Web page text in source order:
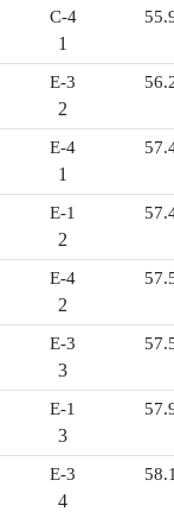
C-4
1
E-3
2
E-4
1
E-1
2
E-4
2
E-3
3
E-1
3
E-3
4